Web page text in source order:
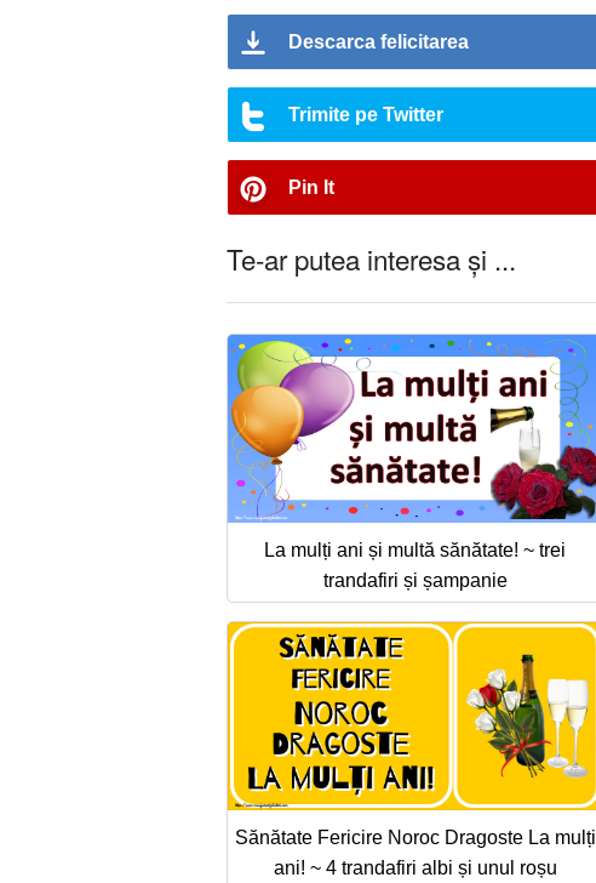
Descarca felicitarea
Trimite pe Twitter
Pin It
Te-ar putea interesa și ...
La mulți ani și multă sănătate! ~ trei
trandafiri și șampanie
Sănătate Fericire Noroc Dragoste La mulți
ani! ~ 4 trandafiri albi și unul roșu